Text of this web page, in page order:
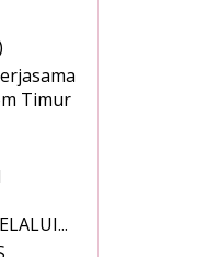
Timur